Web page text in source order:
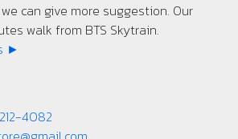
can give more suggestion. Our
walk from BTS Skytrain.
►
4082